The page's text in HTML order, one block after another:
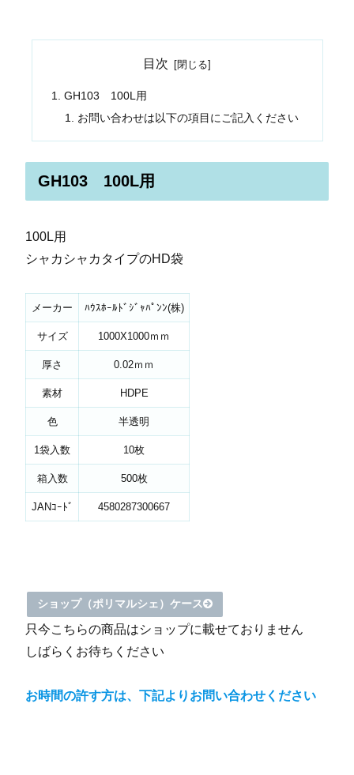
目次
GH103 100L用
お問い合わせは以下の項目にご記入ください
GH103 100L用
100L用
シャカシャカタイプのHD袋
メーカー ﾊｳｽﾎｰﾙﾄﾞｼﾞｬﾊﾟﾝﾝ(株)
サイズ 1000X1000ｍｍ
厚さ 0.02ｍｍ
素材 HDPE
色 半透明
1袋入数 10枚
箱入数 500枚
JANｺｰﾄﾞ 4580287300667
ショップ（ポリマルシェ）ケース
只今こちらの商品はショップに載せておりません
しばらくお待ちください
お時間の許す方は、下記よりお問い合わせください